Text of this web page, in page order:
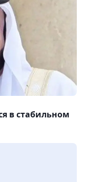
в стабильном